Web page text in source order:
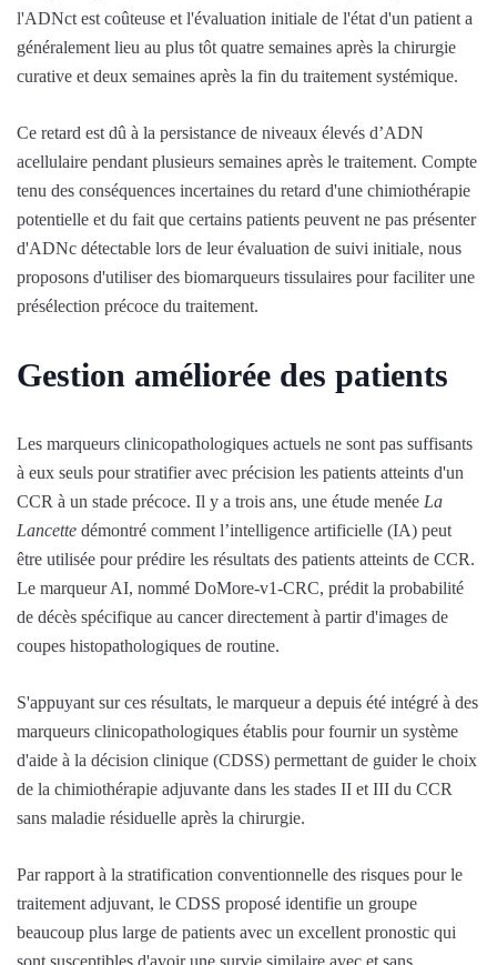
l'ADNct est coûteuse et l'évaluation initiale de l'état d'un patient a
généralement lieu au plus tôt quatre semaines après la chirurgie
curative et deux semaines après la fin du traitement systémique.
Ce retard est dû à la persistance de niveaux élevés d’ADN
acellulaire pendant plusieurs semaines après le traitement. Compte
tenu des conséquences incertaines du retard d'une chimiothérapie
potentielle et du fait que certains patients peuvent ne pas présenter
d'ADNc détectable lors de leur évaluation de suivi initiale, nous
proposons d'utiliser des biomarqueurs tissulaires pour faciliter une
présélection précoce du traitement.
Gestion améliorée des patients
Les marqueurs clinicopathologiques actuels ne sont pas suffisants
à eux seuls pour stratifier avec précision les patients atteints d'un
CCR à un stade précoce. Il y a trois ans, une étude menée La
Lancette démontré comment l’intelligence artificielle (IA) peut
être utilisée pour prédire les résultats des patients atteints de CCR.
Le marqueur AI, nommé DoMore-v1-CRC, prédit la probabilité
de décès spécifique au cancer directement à partir d'images de
coupes histopathologiques de routine.
S'appuyant sur ces résultats, le marqueur a depuis été intégré à des
marqueurs clinicopathologiques établis pour fournir un système
d'aide à la décision clinique (CDSS) permettant de guider le choix
de la chimiothérapie adjuvante dans les stades II et III du CCR
sans maladie résiduelle après la chirurgie.
Par rapport à la stratification conventionnelle des risques pour le
traitement adjuvant, le CDSS proposé identifie un groupe
beaucoup plus large de patients avec un excellent pronostic qui
sont susceptibles d'avoir une survie similaire avec et sans